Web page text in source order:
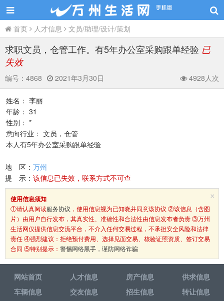
首页 人才信息 文员/助理/设计/策划
求职文员，仓管工作。有5年办公室采购跟单经验 已
失效
编号： 4868 2021年3月30日 4928人次
姓名： 李丽
年龄： 31
性别： *
意向行业： 文员，仓管
本人有5年办公室采购跟单经验
地 区： 万州
提 示： 该信息已失效，联系方式不可查
×
使用信息须知
①请认真阅读服务协议 ，使用信息视为已知晓并同意该协议 ②该信息（含图
片）由用户自行发布，其真实性、准确性和合法性由信息发布者负责 ③万州
生活网仅提供信息交流平台，不介入任何交易过程，不承担安全风险和法律
责任 ④强烈建议：拒绝预付费用、选择见面交易、核验证照资质、签订交易
合同 ⑤特别提示： 警惕网络黑手，谨防网络诈骗
网站首页 人才信息 房产信息
供求信息
车辆信息
交友信息 招生信息
转让信息